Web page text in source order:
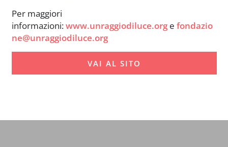
Per maggiori
informazioni:www.unraggiodiluce.orge fondazio
ne@unraggiodiluce.org
VAI AL SITO